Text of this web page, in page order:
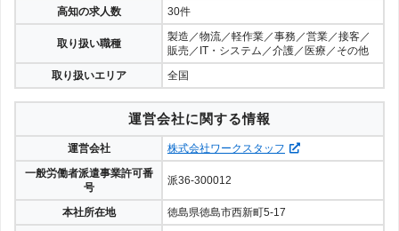
高知の求人数 30件
取り扱い職種
製造／物流／軽作業／事務／営業／接客／
販売／IT・システム／介護／医療／その他
取り扱いエリア
全国
運営会社に関する情報
運営会社
株式会社ワークスタッフ
一般労働者派遣事業許可番
号
派36-300012
本社所在地 徳島県徳島市西新町5-17